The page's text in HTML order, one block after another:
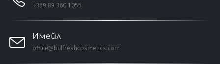
+359 89 360 1055
Имейл
office@bulfreshcosmetics.com